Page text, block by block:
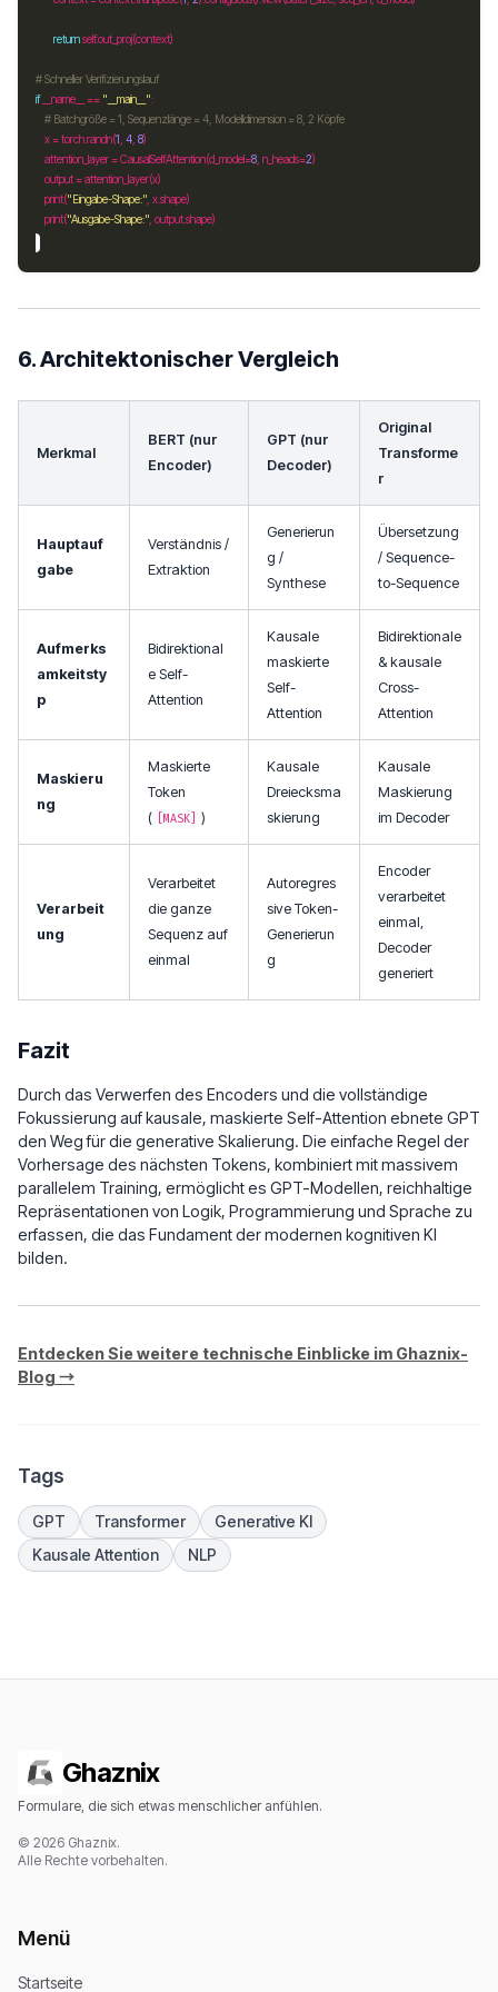
return self.
# Schneller Verifizierungslauf
if __name__ == "__main__"
# Batchgröße = 1, Sequenzlänge = 4, Modelldimension = 8, 2 Köpfe
    x
= torchrandn(1 4 8
    attention_layer
= CausalSelfAttention(d_model=8 , n_heads=2
    output
=
    print(
"Eingabe-Shape:" , x
    print(
"Ausgabe-Shape:" , output
6. Architektonischer Vergleich
Merkmal
BERT (nur
Encoder)
GPT (nur
Decoder)
Original
Transforme
r
Hauptauf
gabe
Verständnis /
Extraktion
Generierun
g /
Synthese
Übersetzung
/ Sequence-
to-Sequence
Aufmerks
amkeitsty
p
Bidirektional
e Self-
Attention
Kausale
maskierte
Self-
Attention
Bidirektionale
& kausale
Cross-
Attention
Maskieru
ng
Maskierte
Token
(
[MASK] )
Kausale
Dreiecksma
skierung
Kausale
Maskierung
im Decoder
Verarbeit
ung
Verarbeitet
die ganze
Sequenz auf
einmal
Autoregres
sive Token-
Generierun
g
Encoder
verarbeitet
einmal,
Decoder
generiert
Fazit
Durch das Verwerfen des Encoders und die vollständige
Fokussierung auf kausale, maskierte Self-Attention ebnete GPT
den Weg für die generative Skalierung. Die einfache Regel der
Vorhersage des nächsten Tokens, kombiniert mit massivem
parallelem Training, ermöglicht es GPT-Modellen, reichhaltige
Repräsentationen von Logik, Programmierung und Sprache zu
erfassen, die das Fundament der modernen kognitiven KI
bilden.
Entdecken Sie weitere technische Einblicke im Ghaznix-
Blog →
Tags
GPT Transformer
Generative KI
Kausale Attention
NLP
Ghaznix
Formulare, die sich etwas menschlicher anfühlen.
© 2026 Ghaznix.
Alle Rechte vorbehalten.
Menü
Startseite